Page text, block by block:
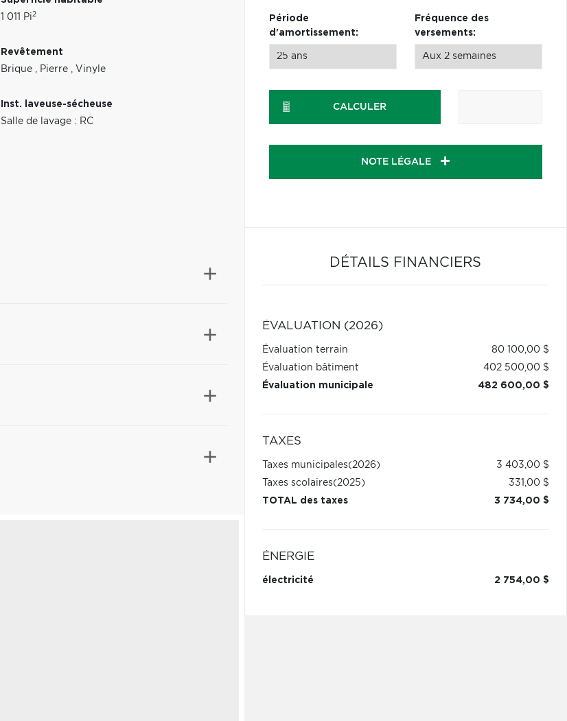
1 011 Pi2
Revêtement
Brique , Pierre , Vinyle
Inst. laveuse-sécheuse
Salle de lavage : RC
Période
d'amortissement:
Fréquence des
versements:
CALCULER
NOTE LÉGALE
DÉTAILS FINANCIERS
ÉVALUATION (2026)
Évaluation terrain
80 100,00 $
Évaluation bâtiment
402 500,00 $
Évaluation municipale
482 600,00 $
TAXES
Taxes municipales(2026)
3 403,00 $
Taxes scolaires(2025)
331,00 $
TOTAL des taxes
3 734,00 $
ÉNERGIE
électricité 2 754,00 $